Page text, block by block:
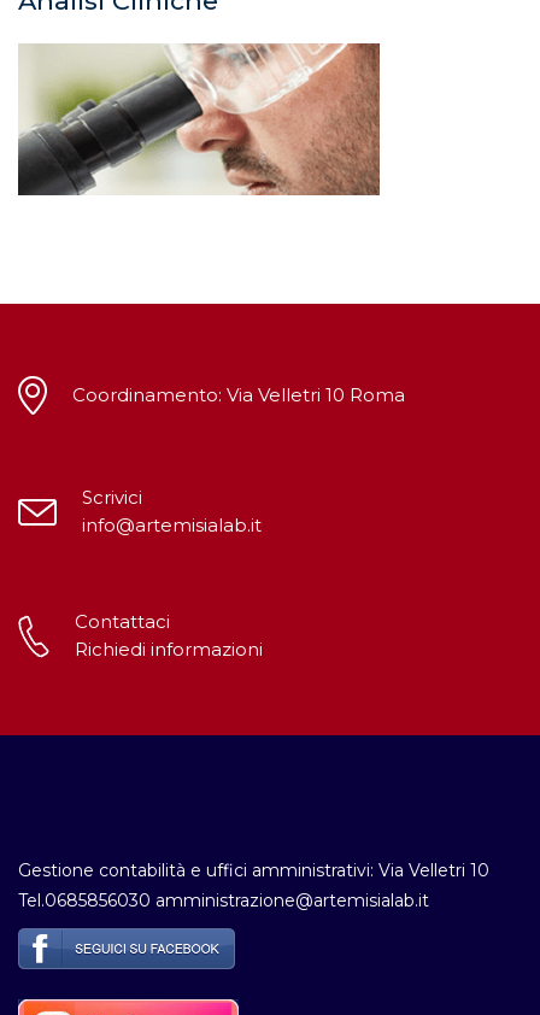
Coordinamento: Via Velletri 10 Roma
Scrivici
info@artemisialab.it
Contattaci
Richiedi informazioni
Gestione contabilità e uffici amministrativi: Via Velletri 10
Tel.0685856030 amministrazione@artemisialab.it